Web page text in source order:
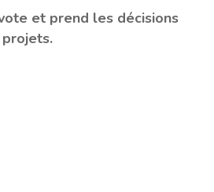
et prend les décisions